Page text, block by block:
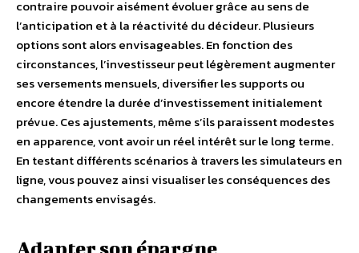
contraire pouvoir aisément évoluer grâce au sens de
l’anticipation et à la réactivité du décideur. Plusieurs
options sont alors envisageables. En fonction des
circonstances, l’investisseur peut légèrement augmenter
ses versements mensuels, diversifier les supports ou
encore étendre la durée d’investissement initialement
prévue. Ces ajustements, même s’ils paraissent modestes
en apparence, vont avoir un réel intérêt sur le long terme.
En testant différents scénarios à travers les simulateurs en
ligne, vous pouvez ainsi visualiser les conséquences des
changements envisagés.
Adapter son épargne